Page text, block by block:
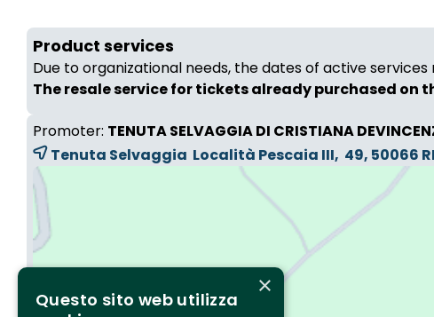
Product services
Due to organizational needs, the dates of active services
The resale service for tickets already purchased on
Promoter: TENUTA SELVAGGIA DI CRISTIANA
Tenuta Selvaggia Località Pescaia III, 49, 50066
×
Questo sito web utilizza